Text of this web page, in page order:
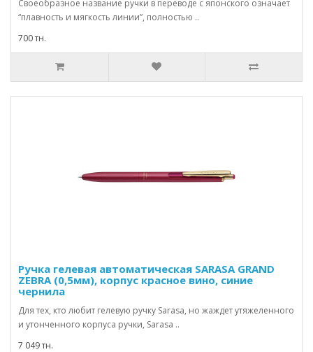
Своеобразное название ручки в переводе с японского означает
“плавность и мягкость линии”, полностью ..
700 тн.
Ручка гелевая автоматическая SARASA GRAND
ZEBRA (0,5мм), корпус красное вино, синие
чернила
Для тех, кто любит гелевую ручку Sarasa, но жаждет утяжеленного
и утонченного корпуса ручки, Sarasa ..
7 049 тн.